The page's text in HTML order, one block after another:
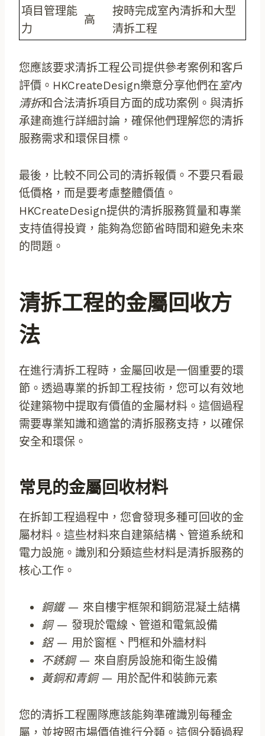
項目管理能
力
高
按時完成室內清拆和大型
清拆工程
您應該要求清拆工程公司提供參考案例和客戶
評價。HKCreateDesign樂意分享他們在室內
清拆和合法清拆項目方面的成功案例。與清拆
承建商進行詳細討論，確保他們理解您的清拆
服務需求和環保目標。
最後，比較不同公司的清拆報價。不要只看最
低價格，而是要考慮整體價值。
HKCreateDesign提供的清拆服務質量和專業
支持值得投資，能夠為您節省時間和避免未來
的問題。
清拆工程的金屬回收方
法
在進行清拆工程時，金屬回收是一個重要的環
節。透過專業的拆卸工程技術，您可以有效地
從建築物中提取有價值的金屬材料。這個過程
需要專業知識和適當的清拆服務支持，以確保
安全和環保。
常見的金屬回收材料
在拆卸工程過程中，您會發現多種可回收的金
屬材料。這些材料來自建築結構、管道系統和
電力設施。識別和分類這些材料是清拆服務的
核心工作。
鋼鐵— 來自樓宇框架和鋼筋混凝土結構
銅— 發現於電線、管道和電氣設備
鋁— 用於窗框、門框和外牆材料
不銹鋼— 來自廚房設施和衛生設備
黃銅和青銅— 用於配件和裝飾元素
您的清拆工程團隊應該能夠準確識別每種金
屬，並按照市場價值進行分類。這個分類過程